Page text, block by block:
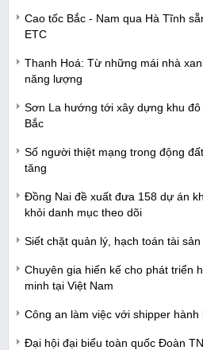
Cao tốc Bắc - Nam qua Hà Tĩnh
ETC
Thanh Hoá: Từ những mái nhà
năng lượng
Sơn La hướng tới xây dựng khu
Bắc
Số người thiệt mạng trong động
tăng
Đồng Nai đề xuất đưa 158 dự án
khỏi danh mục theo dõi
Siết chặt quản lý, hạch toán tài
Chuyên gia hiến kế cho phát triển
minh tại Việt Nam
Công an làm việc với shipper
Đại hội đại biểu toàn quốc Đoàn